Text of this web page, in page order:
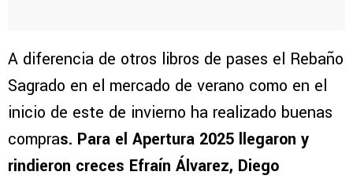
A diferencia de otros libros de pases el Rebaño
Sagrado en el mercado de verano como en el
inicio de este de invierno ha realizado buenas
compras. Para el Apertura 2025 llegaron y
rindieron creces Efraín Álvarez, Diego